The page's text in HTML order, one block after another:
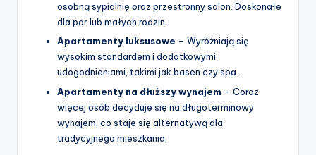
osobną sypialnię oraz przestronny salon. Doskonałe
dla par lub małych rodzin.
Apartamenty luksusowe – Wyróżniają się
wysokim standardem i dodatkowymi
udogodnieniami, takimi jak basen czy spa.
Apartamenty na dłuższy wynajem – Coraz
więcej osób decyduje się na długoterminowy
wynajem, co staje się alternatywą dla
tradycyjnego mieszkania.